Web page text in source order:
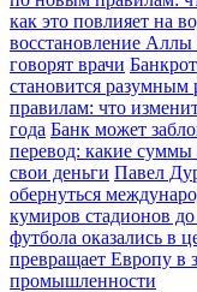
как это повлияет на
восстановление
говорят врачи
становится
правилам: что
года Банк может
перевод: какие
свои деньги Павел
обернуться
кумиров стадионов
футбола оказались в
превращает Европу в
промышленности